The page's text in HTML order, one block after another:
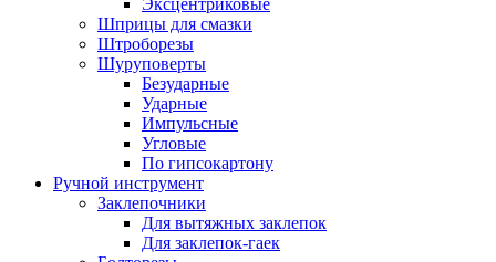
Эксцентриковые
Шприцы для смазки
Штроборезы
Шуруповерты
Безударные
Ударные
Импульсные
Угловые
По гипсокартону
Ручной инструмент
Заклепочники
Для вытяжных заклепок
Для заклепок-гаек